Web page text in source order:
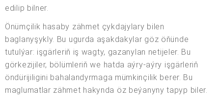
edilip bilner.
Önümçilik hasaby zähmet çykdajylary bilen
baglanyşykly. Bu ugurda aşakdakylar göz öňünde
tutulýar: işgärleriň iş wagty, gazanylan netijeler. Bu
görkezijiler, bölümleriň we hatda aýry-aýry işgärleriň
öndürijiligini bahalandyrmaga mümkinçilik berer. Bu
maglumatlar zähmet hakynda öz beýanyny tapyp biler.